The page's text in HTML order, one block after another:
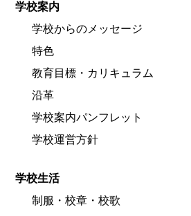
学校案内
学校からのメッセージ
特色
教育目標・カリキュラム
沿革
学校案内パンフレット
学校運営方針
学校生活
制服・校章・校歌